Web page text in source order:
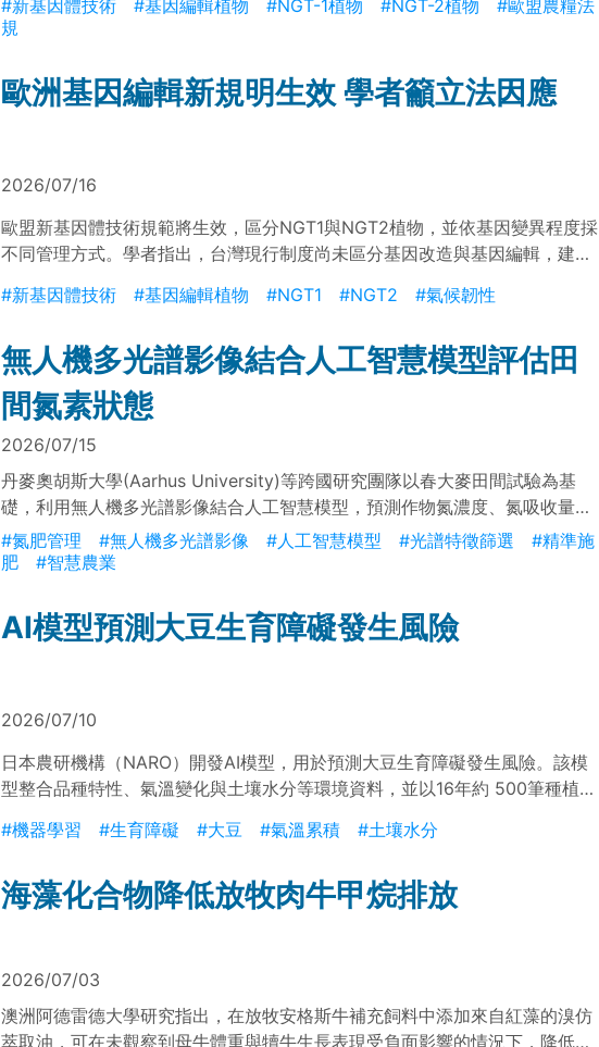
#新基因體技術 #基因編輯植物 #NGT-1植物 #NGT-2植物
#歐盟農糧法
規
歐洲基因編輯新規明生效 學者籲立法因應
2026/07/16
歐盟新基因體技術規範將生效，區分NGT1與NGT2植物，並依基因變異程度採
不同管理方式。學者指出，台灣現行制度尚未區分基因改造與基因編輯，建議
#新基因體技術 #基因編輯植物 #NGT1 #NGT2 #氣候韌性
無人機多光譜影像結合人工智慧模型評估田
間氮素狀態
2026/07/15
丹麥奧胡斯大學(Aarhus University)等跨國研究團隊以春大麥田間試驗為基
礎，利用無人機多光譜影像結合人工智慧模型，預測作物氮濃度、氮吸收量與
乾物重。結果顯示，類神經網路模型與代表性光譜特徵可提升田間氮素評估效
率，作為精準施肥與氮肥管理參考。
#氮肥管理 #無人機多光譜影像 #人工智慧模型 #光譜特徵篩選
#精準施
肥
#智慧農業
AI模型預測大豆生育障礙發生風險
2026/07/10
日本農研機構（NARO）開發AI模型，用於預測大豆生育障礙發生風險。該模
型整合品種特性、氣溫變化與土壤水分等環境資料，並以16年約 500筆種植案
子，風險隨氣溫累積增加，有助於支援栽培管理決策。
#機器學習 #生育障礙 #大豆 #氣溫累積 #土壤水分
海藻化合物降低放牧肉牛甲烷排放
2026/07/03
澳洲阿德雷德大學研究指出，在放牧安格斯牛補充飼料中添加來自紅藻的溴仿
萃取油，可在未觀察到母牛體重與犢牛生長表現受負面影響的情況下，降低腸